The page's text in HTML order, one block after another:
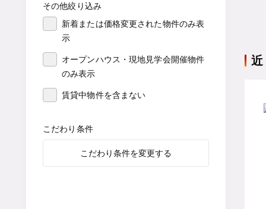
その他絞り込み
新着または価格変更された物件のみ表
示
オープンハウス・現地見学会開催物件
のみ表示
賃貸中物件を含まない
こだわり条件
こだわり条件を変更する